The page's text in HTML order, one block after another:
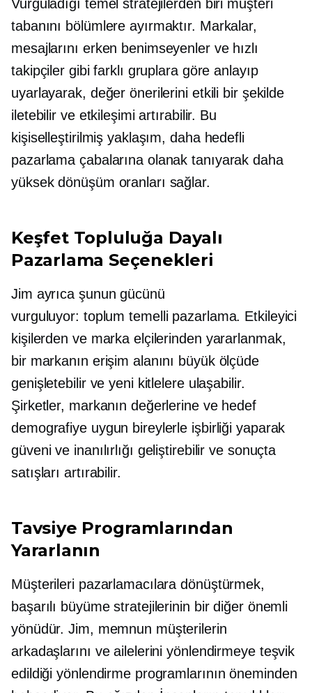
Vurguladığı temel stratejilerden biri müşteri
tabanını bölümlere ayırmaktır. Markalar,
mesajlarını erken benimseyenler ve hızlı
takipçiler gibi farklı gruplara göre anlayıp
uyarlayarak, değer önerilerini etkili bir şekilde
iletebilir ve etkileşimi artırabilir. Bu
kişiselleştirilmiş yaklaşım, daha hedefli
pazarlama çabalarına olanak tanıyarak daha
yüksek dönüşüm oranları sağlar.
Keşfet Topluluğa Dayalı
Pazarlama Seçenekleri
Jim ayrıca şunun gücünü
vurguluyor: toplum temellipazarlama. Etkileyici
kişilerden ve marka elçilerinden yararlanmak,
bir markanın erişim alanını büyük ölçüde
genişletebilir ve yeni kitlelere ulaşabilir.
Şirketler, markanın değerlerine ve hedef
demografiye uygun bireylerle işbirliği yaparak
güveni ve inanılırlığı geliştirebilir ve sonuçta
satışları artırabilir.
Tavsiye Programlarından
Yararlanın
Müşterileri pazarlamacılara dönüştürmek,
başarılı büyüme stratejilerinin bir diğer önemli
yönüdür. Jim, memnun müşterilerin
arkadaşlarını ve ailelerini yönlendirmeye teşvik
edildiği yönlendirme programlarının öneminden